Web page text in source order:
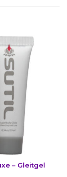
– Gleitgel